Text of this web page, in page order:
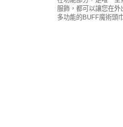
服飾，都可以讓您在
多功能的BUFF魔術頭